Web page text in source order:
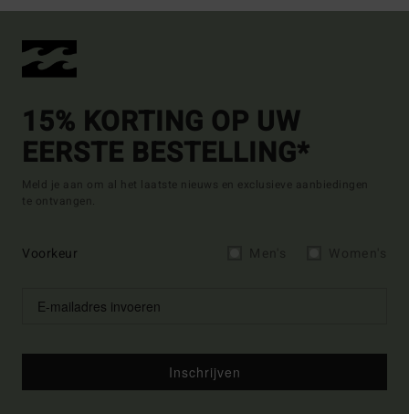
15% KORTING OP UW
EERSTE BESTELLING*
Meld je aan om al het laatste nieuws en exclusieve aanbiedingen
te ontvangen.
Voorkeur
Inschrijven